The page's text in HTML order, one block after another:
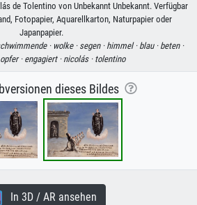
de Tolentino von Unbekannt Unbekannt. Verfügbar
Fotopapier, Aquarellkarton, Naturpapier oder
Japanpapier.
· wolke · segen · himmel · blau · beten ·
opfer · engagiert · nicolás · tolentino
dieses Bildes
In 3D / AR ansehen